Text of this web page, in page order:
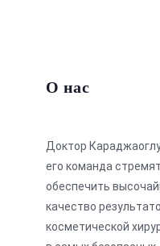
О нас
Доктор
его команда
обеспечить
качество
косметической